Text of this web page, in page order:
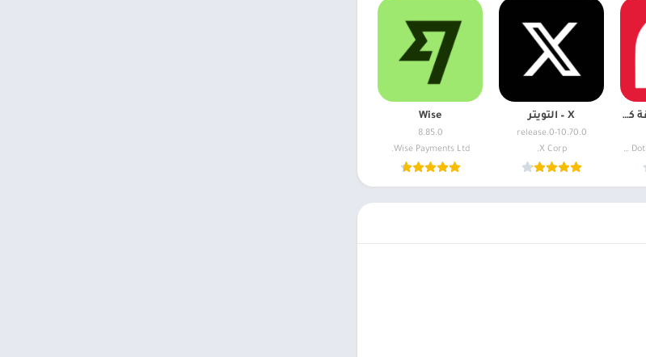
ريدوت باي: بطاقة كريبتو والدفع
Red Dot Technology Limited
X – التويتر
10.70.0-release.0
X Corp.
Wise
8.85.0
Wise Payments Ltd.